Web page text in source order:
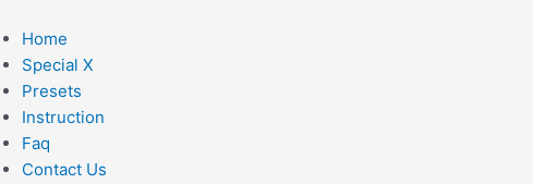
to
content
Home
Special X
Presets
Instruction
Faq
Contact Us